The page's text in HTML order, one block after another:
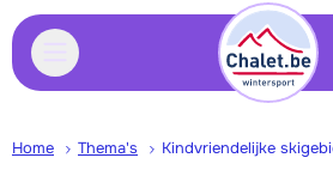
Home Thema's Kindvriendelijke